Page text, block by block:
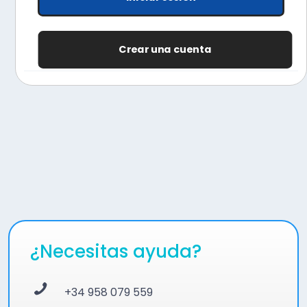
Crear una cuenta
¿Necesitas ayuda?
+34 958 079 559